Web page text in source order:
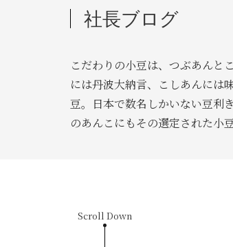
社長ブログ
こだわりの小豆は、つぶあんと
には丹波大納言、こしあんには
豆。日本で数名しかいない豆利
のあんこにもその選定された小
Scroll Down